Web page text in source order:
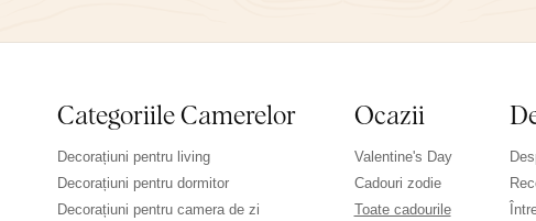
Categoriile Camerelor
Decorațiuni pentru living
Decorațiuni pentru dormitor
Decorațiuni pentru camera de zi
Ocazii
Valentine's Day
Cadouri zodie
Toate cadourile